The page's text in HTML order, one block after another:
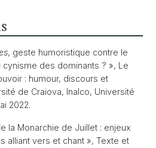
, geste humoristique contre le
des dominants ? », Le
: humour, discours et
de Craiova, Inalco, Université
2022.
la Monarchie de Juillet : enjeux
alliant vers et chant », Texte et